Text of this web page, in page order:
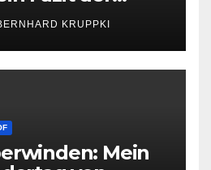
von
Hof KRUPPKI
Mein